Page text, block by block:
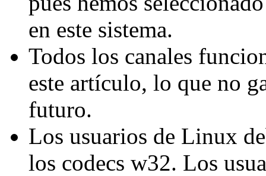
en este sistema.
Todos los canales
este artículo, lo que no
futuro.
Los usuarios de Linux
los codecs w32. Los